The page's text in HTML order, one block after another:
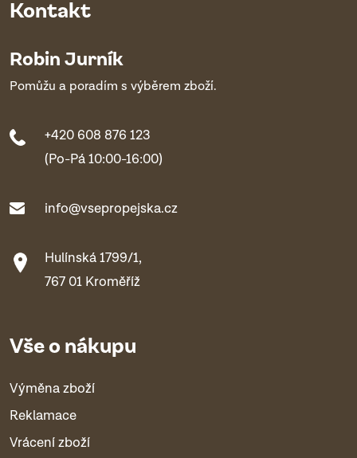
Kontakt
Robin Jurník
Pomůžu a poradím s výběrem zboží.
+420 608 876 123
(Po-Pá 10:00-16:00)
info@vsepropejska.cz
Hulínská 1799/1,
767 01 Kroměříž
Vše o nákupu
Výměna zboží
Reklamace
Vrácení zboží